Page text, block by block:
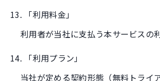
13. 「利用料金」
利用者が当社に支払う本サービスの
14. 「利用プラン」
当社が定める契約形態（無料トライ